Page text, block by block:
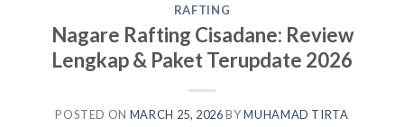
RAFTING
Nagare Rafting Cisadane: Review
Lengkap & Paket Terupdate 2026
POSTED ON MARCH 25, 2026 BYMUHAMAD TIRTA